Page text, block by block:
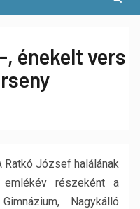
énekelt vers
Ratkó József halálának
részeként a
Nagykálló